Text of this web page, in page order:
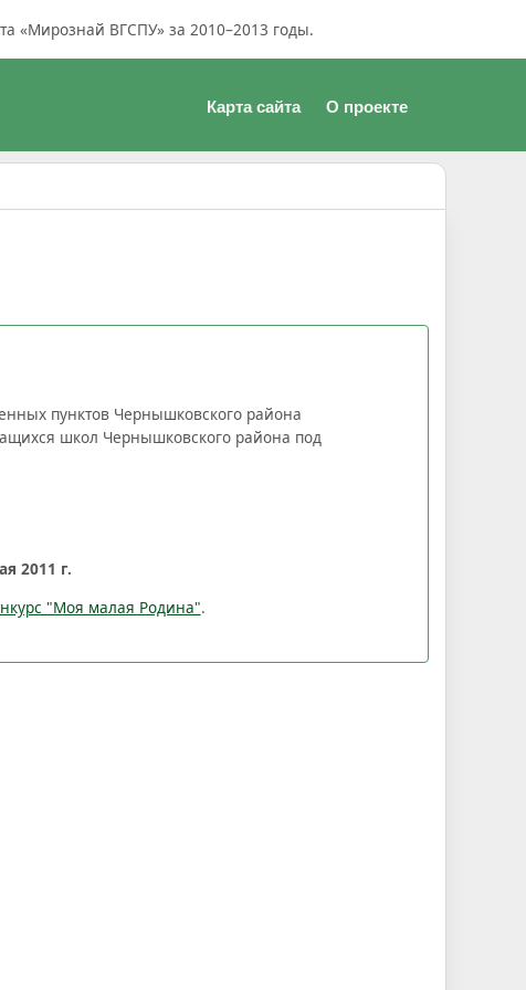
«Мирознай ВГСПУ» за 2010–2013 годы.
Карта сайта О проекте
пунктов Чернышковского района
школ Чернышковского района под
2011 г.
"Моя малая Родина".